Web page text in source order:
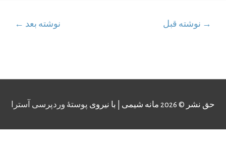
→ نوشته قبل نوشته بعد ←
حق نشر © 2026 مانه شیمی | با نیروی پوستهٔ وردپرسی آسترا